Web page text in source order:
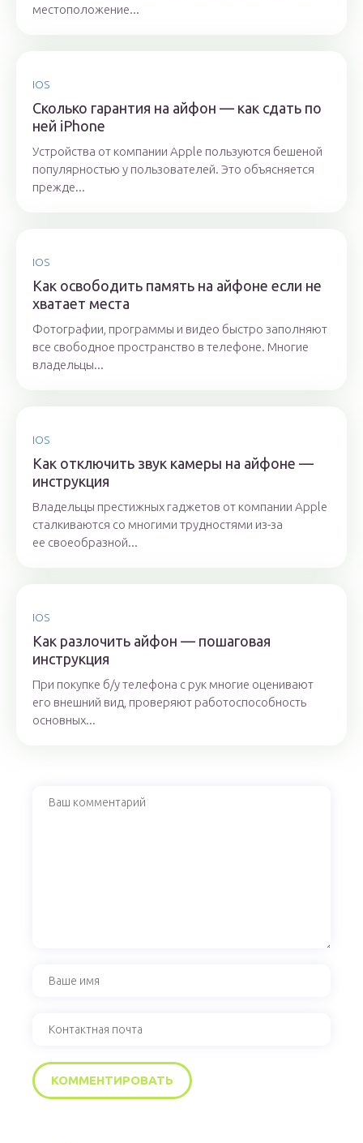
местоположение...
IOS
Сколько гарантия на айфон — как сдать по
ней iPhone
Устройства от компании Apple пользуются бешеной
популярностью у пользователей. Это объясняется
прежде...
IOS
Как освободить память на айфоне если не
хватает места
Фотографии, программы и видео быстро заполняют
все свободное пространство в телефоне. Многие
владельцы...
IOS
Как отключить звук камеры на айфоне —
инструкция
Владельцы престижных гаджетов от компании Apple
сталкиваются со многими трудностями из-за
ее своеобразной...
IOS
Как разлочить айфон — пошаговая
инструкция
При покупке б/у телефона с рук многие оценивают
его внешний вид, проверяют работоспособность
основных...